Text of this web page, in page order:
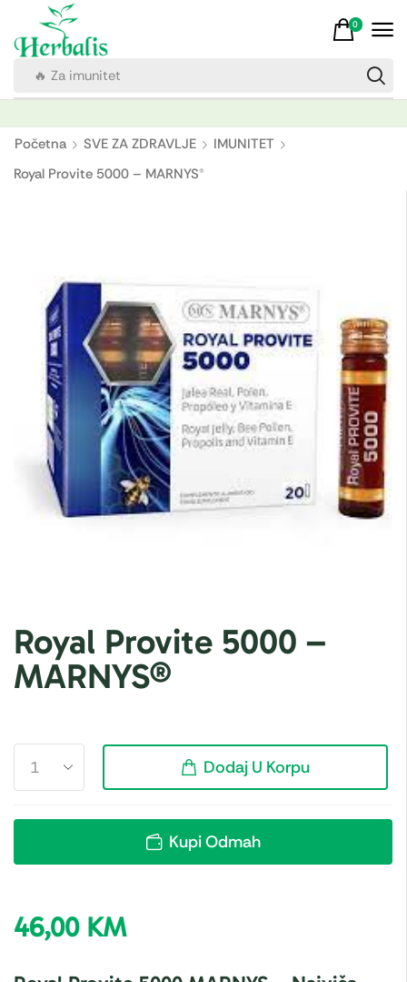
🔥 Za imunitet
0
Početna SVE ZA ZDRAVLJE
IMUNITET
Royal Provite 5000 – MARNYS®
Royal Provite 5000 –
MARNYS®
Dodaj U Korpu
Kupi Odmah
46,00 KM